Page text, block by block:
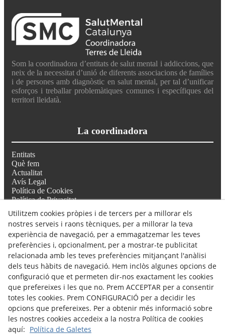
Som la coordinadora d’entitats de salut mental i addiccions, que
neix de la necessitat d’unió de diferents associacions de famílies
i de persones amb diagnòstic en salut mental, per tal d’unificar
esforços i treballar problemàtiques comunes i específiques del
territori lleidatà.
La coordinadora
Entitats
Què fem
Actualitat
Avís Legal
Política de Cookies
Política de Privacitat
Troba'ns
Seu de l'Associació Salut Mental Noguera
Carrer Noguera Pallaresa 32, Balaguer 25600
697 77 57 64 // 633 36 55 56
coordinadora@salutmentalterresdelleida.org
comunicacio@salutmentalterresdelleida.org
Utilitzem cookies pròpies i de tercers per a millorar els
nostres serveis i raons tècniques, per a millorar la teva
experiència de navegació, per a emmagatzemar les teves
preferències i, opcionalment, per a mostrar-te publicitat
relacionada amb les teves preferències mitjançant l'anàlisi
dels teus hàbits de navegació. Hem inclòs algunes opcions de
configuració que et permeten dir-nos exactament les cookies
que prefereixes i les que no. Prem ACCEPTAR per a consentir
totes les cookies. Prem CONFIGURACIÓ per a decidir les
opcions que prefereixes. Per a obtenir més informació sobre
les nostres cookies accedeix a la nostra Política de cookies
aquí: Política de Galetes